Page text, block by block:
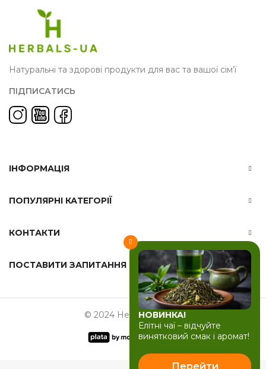
Натуральні та здорові продукти для вас та вашої сім’ї
ПІДПИСАТИСЬ
ІНФОРМАЦІЯ
ПОПУЛЯРНІ КАТЕГОРІЇ
КОНТАКТИ
ПОСТАВИТИ ЗАПИТАННЯ
© 2024 Herbals-ua.com
НОВИНКА!
Елітні чаї – відчуйте
винятковий смак і аромат!
Перейти